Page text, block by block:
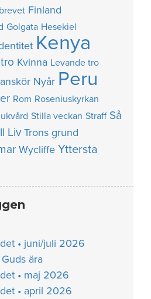
Finland
Golgata Hesekiel
Kenya
Kvinna Levande tro
Nyår Peru
Rom Roseniuskyrkan
Stilla veckan Straff Så
Liv Trons grund
Wycliffe Yttersta
• juni/juli 2026
ära
• maj 2026
• april 2026